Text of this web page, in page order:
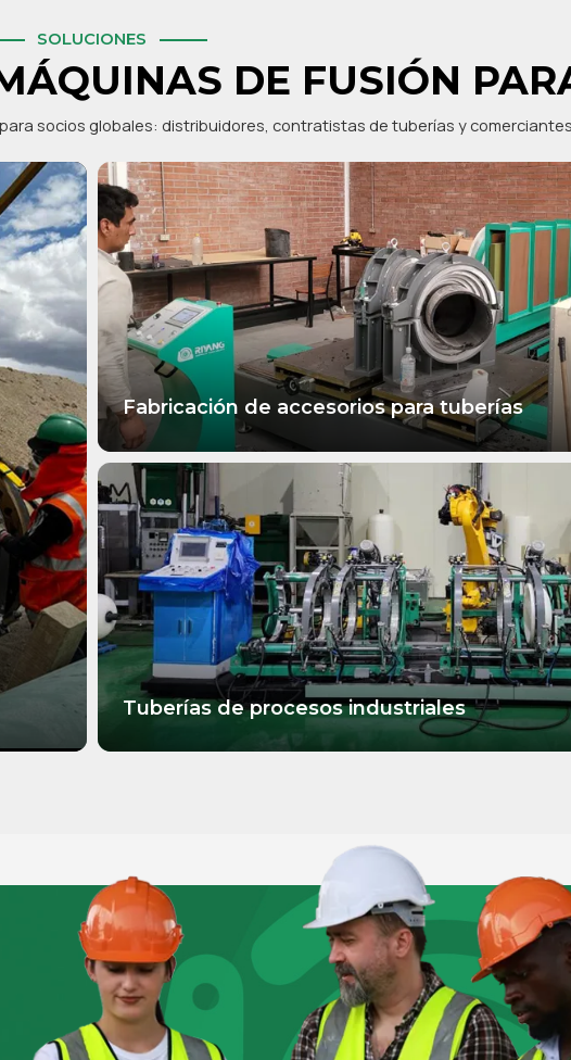
SOLUCIONES
DE FUSIÓN
socios globales: distribuidores, contratistas de tuberías y
Fabricación de accesorios para tuberías
MÁS INFORMACIÓN
Tuberías de procesos industriales